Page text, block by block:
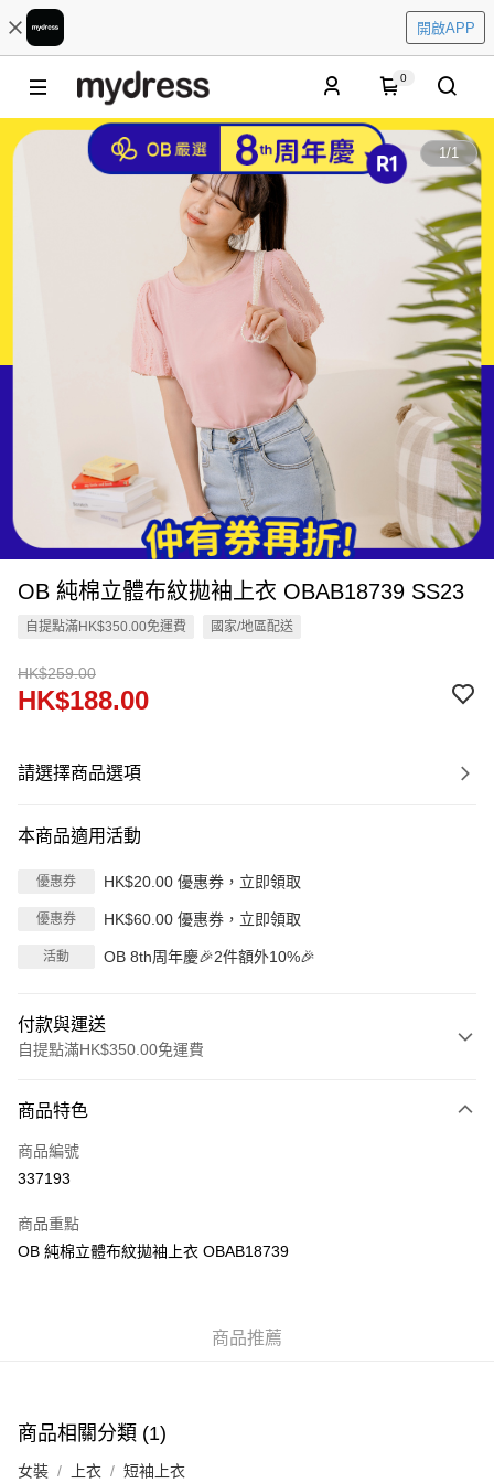
開啟APP
0
1/1
OB 純棉立體布紋拋袖上衣 OBAB18739 SS23
自提點滿HK$350.00免運費 國家/地區配送
HK$259.00
HK$188.00
請選擇商品選項
本商品適用活動
優惠券 HK$20.00 優惠券，立即領取
優惠券 HK$60.00 優惠券，立即領取
活動 OB 8th周年慶🎉2件額外10%🎉
付款與運送
自提點滿HK$350.00免運費
信用卡
Apple Pay
PayMe
付款後順豐站及營業點
每筆HK$40.00，滿HK$350.00或以上免運費
商品特色
商品編號
337193
商品重點
OB 純棉立體布紋拋袖上衣 OBAB18739
商品推薦
商品相關分類 (1)
女裝 上衣 短袖上衣